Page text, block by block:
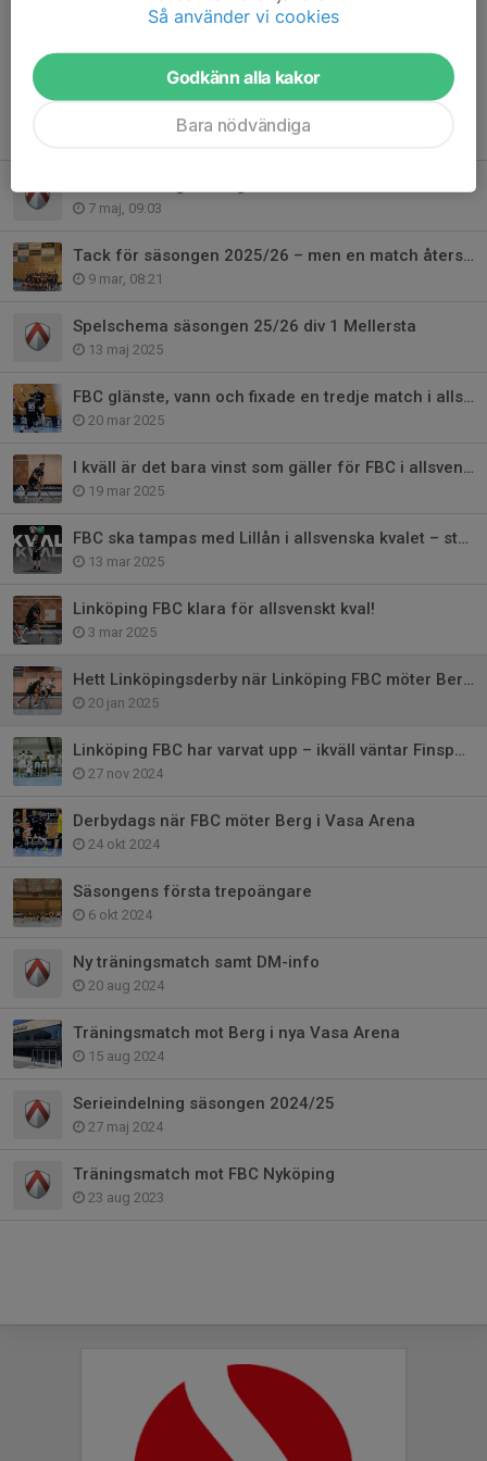
7 maj, 09:03
Tack för säsongen 2025/26 – men en match återstår!
9 mar, 08:21
Spelschema säsongen 25/26 div 1 Mellersta
13 maj 2025
FBC glänste, vann och fixade en tredje match i allsvenska kvalet
20 mar 2025
I kväll är det bara vinst som gäller för FBC i allsvenska kvalet
19 mar 2025
FBC ska tampas med Lillån i allsvenska kvalet – start på söndag!
13 mar 2025
Linköping FBC klara för allsvenskt kval!
3 mar 2025
Hett Linköpingsderby när Linköping FBC möter Berg på onsdag!
20 jan 2025
Linköping FBC har varvat upp – ikväll väntar Finspång hemma!
27 nov 2024
Derbydags när FBC möter Berg i Vasa Arena
24 okt 2024
Säsongens första trepoängare
6 okt 2024
Ny träningsmatch samt DM-info
20 aug 2024
Träningsmatch mot Berg i nya Vasa Arena
15 aug 2024
Serieindelning säsongen 2024/25
27 maj 2024
Träningsmatch mot FBC Nyköping
23 aug 2023
Så använder vi cookies
Godkänn alla kakor
Bara nödvändiga